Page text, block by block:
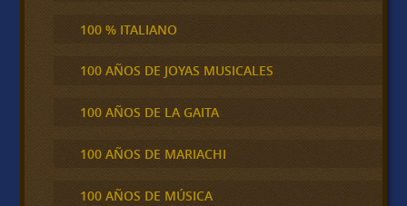
100 % ITALIANO
100 AÑOS DE JOYAS MUSICALES
100 AÑOS DE LA GAITA
100 AÑOS DE MARIACHI
100 AÑOS DE MÚSICA